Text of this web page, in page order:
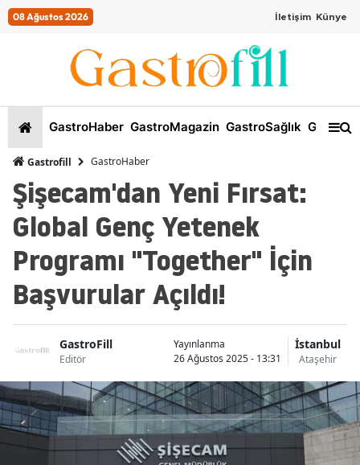
08 Ağustos 2026 İletişim Künye
GastroHaber GastroMagazin GastroSağlık
Gastrofill GastroHaber
Şişecam'dan Yeni Fırsat:
Global Genç Yetenek
Programı "Together" İçin
Başvurular Açıldı!
GastroFill
Editör
Yayınlanma
26 Ağustos 2025 - 13:31
İstanbul
Ataşehir